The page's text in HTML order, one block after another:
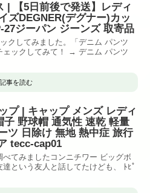
| 【5日前後で発送】レディ
ズDEGNER(デグナー)カッ
ジーパン ジーンズ 取寄品
クしてみました。「デニム パンツ
ェックしてみて！ → デニム パンツ
記事を読む
プ | キャップ メンズ レディ
子 野球帽 通気性 速乾 軽量
ツ 日除け 無地 熱中症 旅行
tecc-cap01
てみましたコンニチワー ビッグボ
という友人と話してたけども、 ﾄﾋﾟ